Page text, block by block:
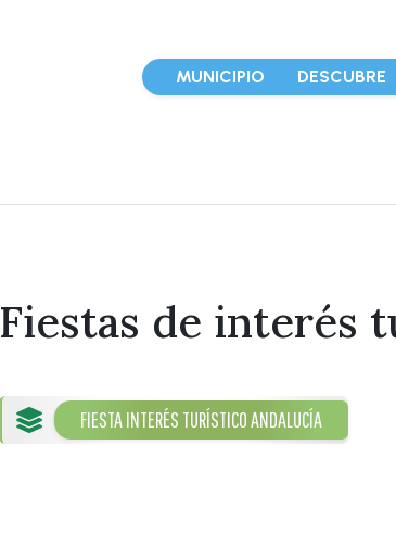
MUNICIPIO DESCUBRE
Fiestas de interés
FIESTA INTERÉS TURÍSTICO ANDALUCÍA